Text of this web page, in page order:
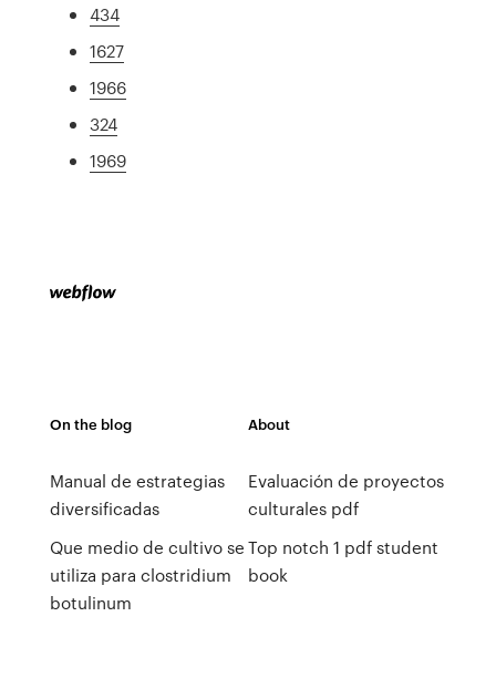
434
1627
1966
324
1969
On the blog
Manual de estrategias
diversificadas
Que medio de cultivo se
utiliza para clostridium
botulinum
About
Evaluación de proyectos
culturales pdf
Top notch 1 pdf student
book